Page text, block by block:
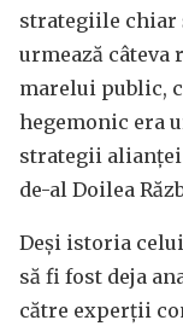
strategiile chiar
urmează câteva
marelui public,
hegemonic era
strategii alianței
de-al Doilea
Deși istoria
să fi fost deja
către experții